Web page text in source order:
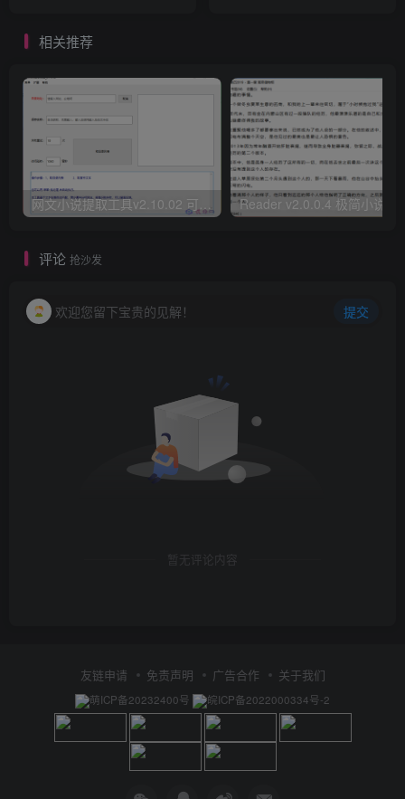
相关推荐
评论 抢沙发
欢迎您留下宝贵的见解！ 提交
暂无评论内容
友链申请 免责声明 广告合作 关于我们
萌ICP备20232400号 皖ICP备2022000334号-2